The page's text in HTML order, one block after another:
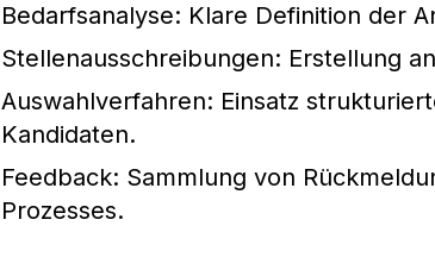
Bedarfsanalyse: Klare Definition der
Stellenausschreibungen: Erstellung
Auswahlverfahren: Einsatz
Kandidaten.
Feedback: Sammlung von
Prozesses.